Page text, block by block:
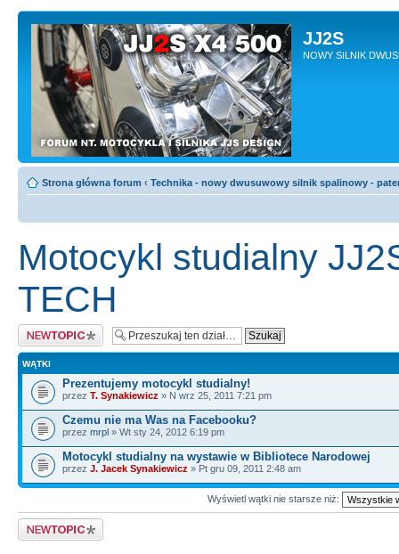
JJ2S
NOWY SILNIK
Strona główna forum ‹ Technika - nowy dwusuwowy silnik spalinowy -
Motocykl studialny
TECH
Napisz wątek
WĄTKI
Prezentujemy motocykl studialny!
przez T. Synakiewicz » N wrz 25, 2011 7:21 pm
Czemu nie ma Was na Facebooku?
przez mrpl » Wt sty 24, 2012 6:19 pm
Motocykl studialny na wystawie w Bibliotece Narodowej
przez J. Jacek Synakiewicz » Pt gru 09, 2011 2:48 am
Wyświetl wątki nie starsze niż:
Napisz wątek